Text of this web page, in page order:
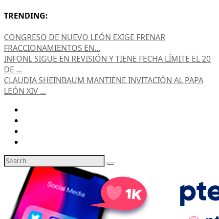
TRENDING:
CONGRESO DE NUEVO LEÓN EXIGE FRENAR
FRACCIONAMIENTOS EN...
INFONL SIGUE EN REVISIÓN Y TIENE FECHA LÍMITE EL 20
DE ...
CLAUDIA SHEINBAUM MANTIENE INVITACIÓN AL PAPA
LEÓN XIV ...